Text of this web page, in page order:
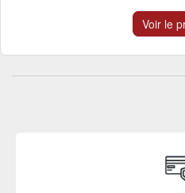
Voir le